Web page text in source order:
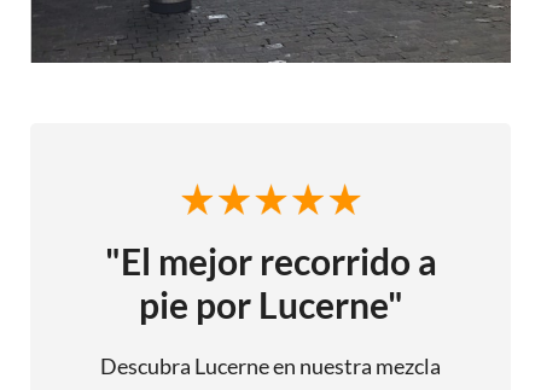
"El mejor recorrido a
pie por Lucerne"
Descubra Lucerne en nuestra mezcla